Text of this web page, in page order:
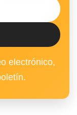
electrónico,